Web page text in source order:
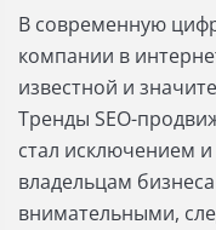
В современную
компании в
известной и
Тренды SEO-
стал исключением
владельцам
внимательными,